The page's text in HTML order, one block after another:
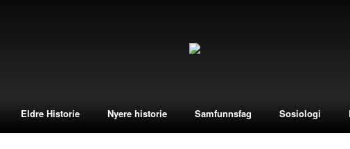
Eldre Historie Nyere historie Samfunnsfag Sosiologi